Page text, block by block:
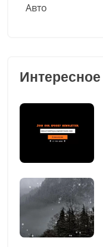
Авто
Интересное